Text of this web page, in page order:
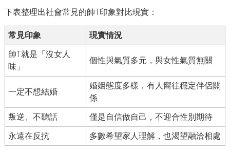
下表整理出社會常見的帥T印象對比現實：
常見印象
現實情況
帥T就是「沒女人
味」
個性與氣質多元，與女性氣質無關
一定不想結婚
婚姻態度多樣，有人嚮往穩定伴侶關
係
叛逆、不聽話
僅是自信做自己，不迎合性別期待
永遠在反抗
多數希望家人理解，也渴望融洽相處